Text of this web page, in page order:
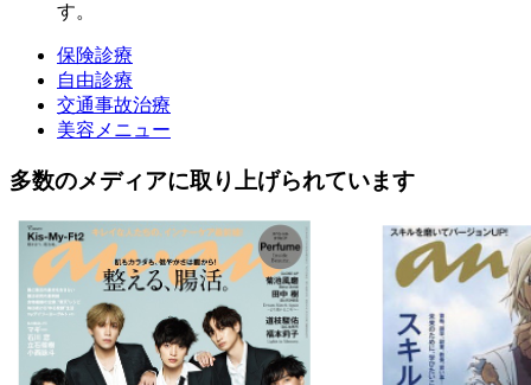
す。
保険診療
自由診療
交通事故治療
美容メニュー
多数のメディアに取り上げられています